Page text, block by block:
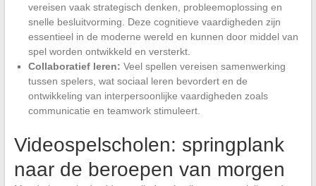
vereisen vaak strategisch denken, probleemoplossing en
snelle besluitvorming. Deze cognitieve vaardigheden zijn
essentieel in de moderne wereld en kunnen door middel van
spel worden ontwikkeld en versterkt.
Collaboratief leren: Veel spellen vereisen samenwerking
tussen spelers, wat sociaal leren bevordert en de
ontwikkeling van interpersoonlijke vaardigheden zoals
communicatie en teamwork stimuleert.
Videospelscholen: springplank
naar de beroepen van morgen